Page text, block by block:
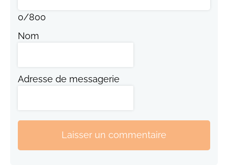
0/800
Nom
Adresse de messagerie
Laisser un commentaire